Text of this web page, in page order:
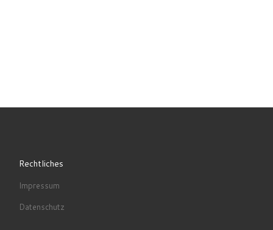
Rechtliches
Impressum
Datenschutz